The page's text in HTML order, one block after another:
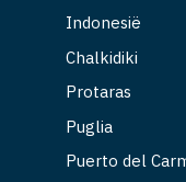
Indonesië
Chalkidiki
Protaras
Puglia
Puerto del